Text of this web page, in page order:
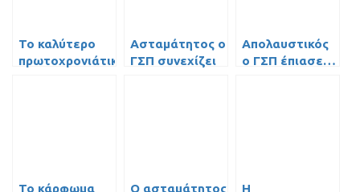
Το καλύτερο
πρωτοχρονιάτικο
Ασταμάτητος ο
ΓΣΠ συνεχίζει
Απολαυστικός
ο ΓΣΠ έπιασε…
Το κάρφωμα
O ασταμάτητος
H